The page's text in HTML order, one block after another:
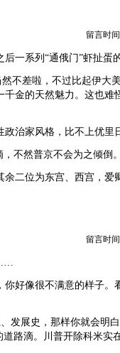
留言时
一系列“通俄门”虾扯蛋
不差啦，不过比起伊大
千金的天然魅力。这也难
政治家风格，比不上优里
，不然普京不会为之倾倒
余二位为东宫、西宫，爱
留言时
你好像很不满意的样子。
发展史，那样你就会明
道路滴。川普开除科米实